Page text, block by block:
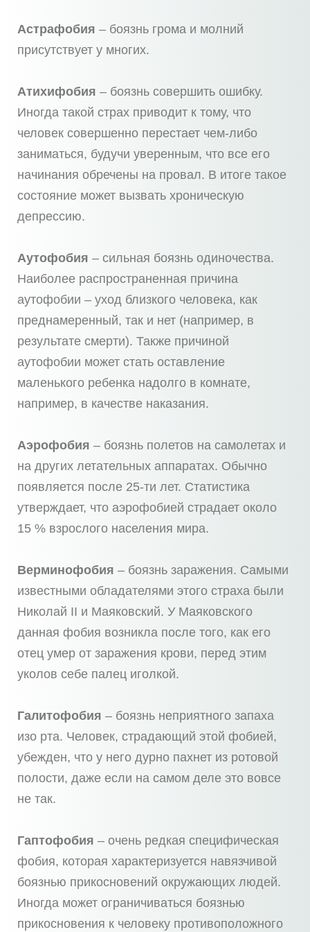
Астрафобия – боязнь грома и молний
присутствует у многих.
Атихифобия – боязнь совершить ошибку.
Иногда такой страх приводит к тому, что
человек совершенно перестает чем-либо
заниматься, будучи уверенным, что все его
начинания обречены на провал. В итоге такое
состояние может вызвать хроническую
депрессию.
Аутофобия – сильная боязнь одиночества.
Наиболее распространенная причина
аутофобии – уход близкого человека, как
преднамеренный, так и нет (например, в
результате смерти). Также причиной
аутофобии может стать оставление
маленького ребенка надолго в комнате,
например, в качестве наказания.
Аэрофобия – боязнь полетов на самолетах и
на других летательных аппаратах. Обычно
появляется после 25-ти лет. Статистика
утверждает, что аэрофобией страдает около
15 % взрослого населения мира.
Верминофобия – боязнь заражения. Самыми
известными обладателями этого страха были
Николай II и Маяковский. У Маяковского
данная фобия возникла после того, как его
отец умер от заражения крови, перед этим
уколов себе палец иголкой.
Галитофобия – боязнь неприятного запаха
изо рта. Человек, страдающий этой фобией,
убежден, что у него дурно пахнет из ротовой
полости, даже если на самом деле это вовсе
не так.
Гаптофобия – очень редкая специфическая
фобия, которая характеризуется навязчивой
боязнью прикосновений окружающих людей.
Иногда может ограничиваться боязнью
прикосновения к человеку противоположного